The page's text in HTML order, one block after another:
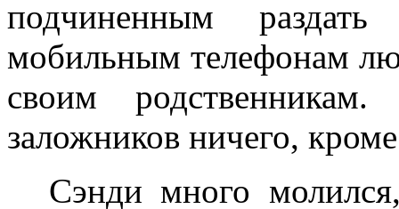
подчиненным
мобильным телефонам
своим
заложников ничего,
Сэнди много